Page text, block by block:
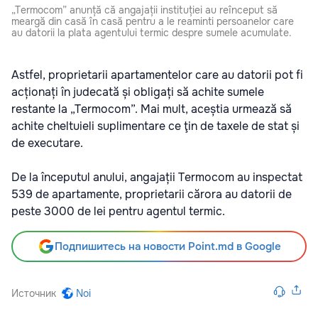
„Termocom” anunță că angajații instituției au reînceput să
meargă din casă în casă pentru a le reaminti persoanelor care
au datorii la plata agentului termic despre sumele acumulate.
Astfel, proprietarii apartamentelor care au datorii pot fi
acționați în judecată și obligați să achite sumele
restante la „Termocom”. Mai mult, aceștia urmează să
achite cheltuieli suplimentare ce ţin de taxele de stat și
de executare.
De la începutul anului, angajații Termocom au inspectat
539 de apartamente, proprietarii cărora au datorii de
peste 3000 de lei pentru agentul termic.
Подпишитесь на новости Point.md в Google
Источник Noi